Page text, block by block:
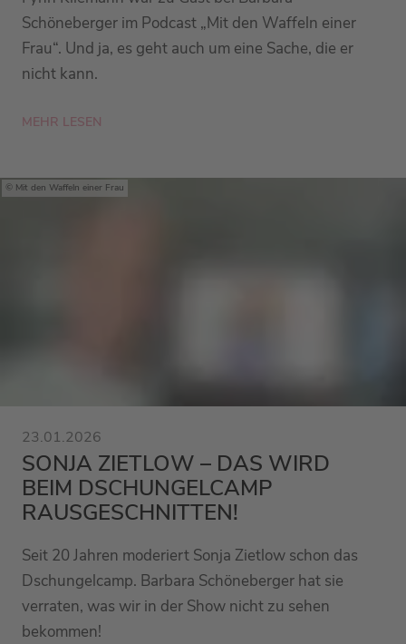
Schöneberger im Podcast „Mit den Waffeln einer
Frau“. Und ja, es geht auch um eine Sache, die er
nicht kann.
MEHR LESEN
Mit den Waffeln einer Frau
23.01.2026
SONJA ZIETLOW – DAS WIRD
BEIM DSCHUNGELCAMP
RAUSGESCHNITTEN!
Seit 20 Jahren moderiert Sonja Zietlow schon das
Dschungelcamp. Barbara Schöneberger hat sie
verraten, was wir in der Show nicht zu sehen
bekommen!